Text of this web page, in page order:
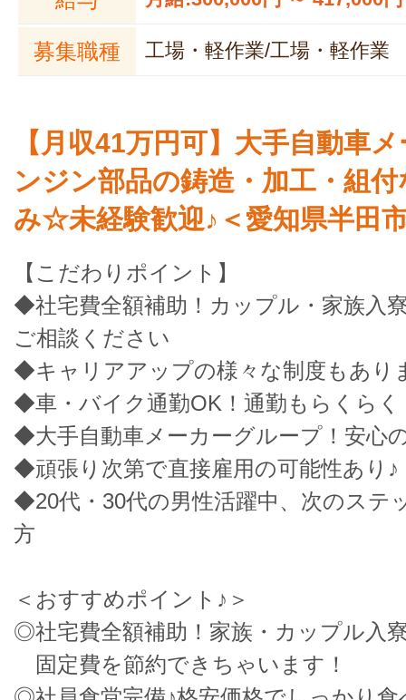
募集職種 工場・軽作業/工場・軽作業
【月収41万円可】大手自動車
ンジン部品の鋳造・加工・組
み☆未経験歓迎♪＜愛知県半田
【こだわりポイント】
◆社宅費全額補助！カップル・家族入
ご相談ください
◆キャリアアップの様々な制度もあり
◆車・バイク通勤OK！通勤もらくらく
◆大手自動車メーカーグループ！安心
◆頑張り次第で直接雇用の可能性あり♪
◆20代・30代の男性活躍中、次のステ
方
＜おすすめポイント♪＞
◎社宅費全額補助！家族・カップル入
固定費を節約できちゃいます！